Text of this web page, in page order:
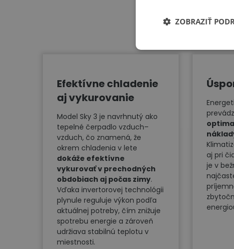
Efektívne chladenie
aj vykurovanie
Model Sky 3 je navrhnutý ako
tepelné čerpadlo vzduch–
vzduch, čo znamená, že
okrem chladenia v lete
dokáže efektívne
vykurovať v prechodných
obdobiach aj počas zimy.
Vďaka invertorovej technológii
plynule reguluje výkon podľa
aktuálnej potreby, čím znižuje
spotrebu energie a zároveň
udržiava stabilnú teplotu v
miestnosti.
aj pri
je v
ZOBRAZIŤ